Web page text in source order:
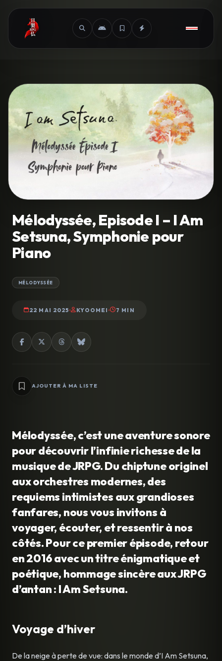
Mélodyssée, Episode I – I Am
Setsuna, Symphonie pour
Piano
MÉLODYSSÉE
22 MAI 2025 KYOOMEI 7 MIN
AJOUTER À MA LISTE
Mélodyssée, c’est une aventure sonore
pour découvrir l’infinie richesse de la
musique de JRPG. Du chiptune originel
aux orchestres modernes, des
requiems intimistes aux grandioses
fanfares, nous vous invitons à
voyager, écouter, et ressentir à nos
côtés.Pour ce premier épisode, retour
en 2016 avec un titre énigmatique et
poétique, hommage sincère aux JRPG
d’antan : I Am Setsuna.
Voyage d’hiver
De la neige à perte de vue: dans le monde d’I Am Setsuna,